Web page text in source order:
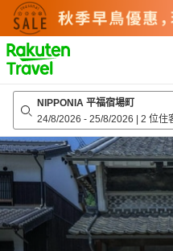
to
top
page
NIPPONIA 平福宿場町
24/8/2026 - 25/8/2026 | 2 位住